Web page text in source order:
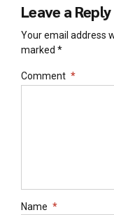
Leave a Reply
Your email address
marked *
Comment *
Name *